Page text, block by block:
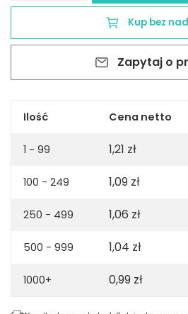
granatowy
Kup bez
Zapytaj o
Ilość Cena netto
1 - 99 1,21 zł
100 - 249 1,09 zł
250 - 499 1,06 zł
500 - 999 1,04 zł
1000+ 0,99 zł